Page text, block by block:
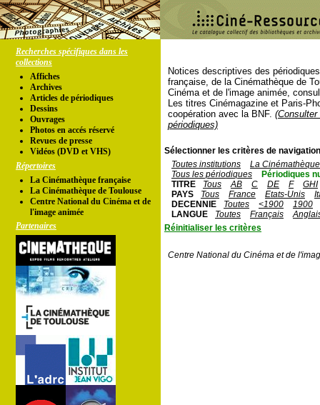
Recherches spécifiques dans les
collections
Affiches
Archives
Articles de périodiques
Dessins
Ouvrages
Photos en accés réservé
Revues de presse
Vidéos (DVD et VHS)
Répertoires
La Cinémathèque française
La Cinémathèque de Toulouse
Centre National du Cinéma et de
l'image animée
Partenaires
Notices descriptives des
française, de la Cinémathèque de
Cinéma et de l'image animée,
Les titres Cinémagazine et Paris-
coopération avec la BNF.
périodiques)
Sélectionner les critères de
Toutes institutions
La
Tous les périodiques
Périodiques
TITRE
Tous AB C DE F
GHI
PAYS
Tous France Etats-Unis
DECENNIE
Toutes <1900
1900
LANGUE
Toutes Français
Réinitialiser les critères
Centre National du Cinéma et de